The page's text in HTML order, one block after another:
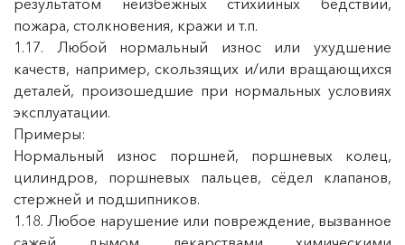
результатом неизбежных стихийных бедствий,
пожара, столкновения, кражи и т.п.
1.17. Любой нормальный износ или ухудшение
качеств, например, скользящих и/или вращающихся
деталей, произошедшие при нормальных условиях
эксплуатации.
Примеры:
Нормальный износ поршней, поршневых колец,
цилиндров, поршневых пальцев, сёдел клапанов,
стержней и подшипников.
1.18. Любое нарушение или повреждение, вызванное